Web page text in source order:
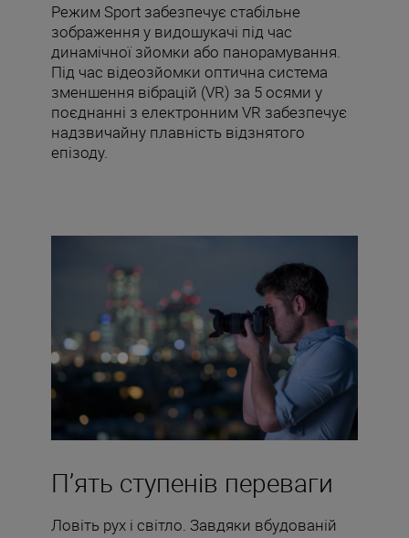
Режим Sport забезпечує стабільне
зображення у видошукачі під час
динамічної зйомки або панорамування.
Під час відеозйомки оптична система
зменшення вібрацій (VR) за 5 осями у
поєднанні з електронним VR забезпечує
надзвичайну плавність відзнятого
епізоду.
П’ять ступенів переваги
Ловіть рух і світло. Завдяки вбудованій